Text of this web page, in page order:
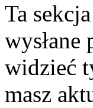
Ta
widzieć
masz